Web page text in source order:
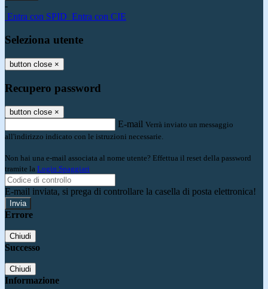
-
Entra con SPID Entra con CIE
Seleziona utente
button close ×
Recupero password
button close ×
E-mail Verrà inviato un messaggio
all'indirizzo indicato con le istruzioni necessarie.
Non hai una e-mail associata al nome utente? Effettua il reset della password
tramite la Login Spaggiari
E-mail inviata, si prega di controllare la casella di posta elettronica!
Errore
Chiudi
Successo
Chiudi
Informazione